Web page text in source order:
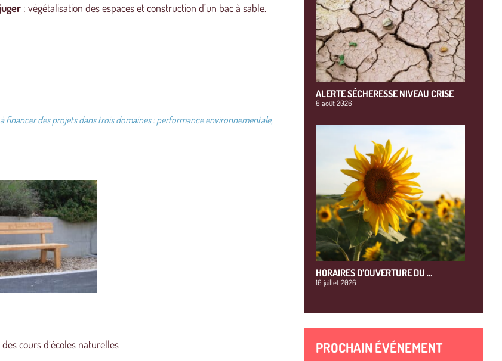
: végétalisation des espaces et construction d’un bac à sable.
financer des projets dans trois domaines : performanceenvironnementale,
cours d’écoles naturelles
ALERTE SÉCHERESSE NIVEAU CRISE
6 août 2026
HORAIRES D’OUVERTURE DU …
16 juillet 2026
PROCHAIN ÉVÉNEMENT